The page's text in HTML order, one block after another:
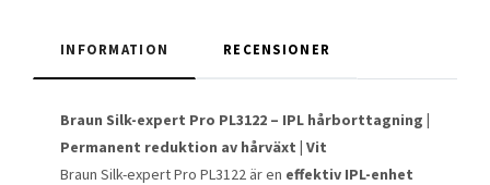
INFORMATION RECENSIONER
Braun Silk-expert Pro PL3122 – IPL hårborttagning |
Permanent reduktion av hårväxt | Vit
Braun Silk-expert Pro PL3122 är en effektiv IPL-enhet